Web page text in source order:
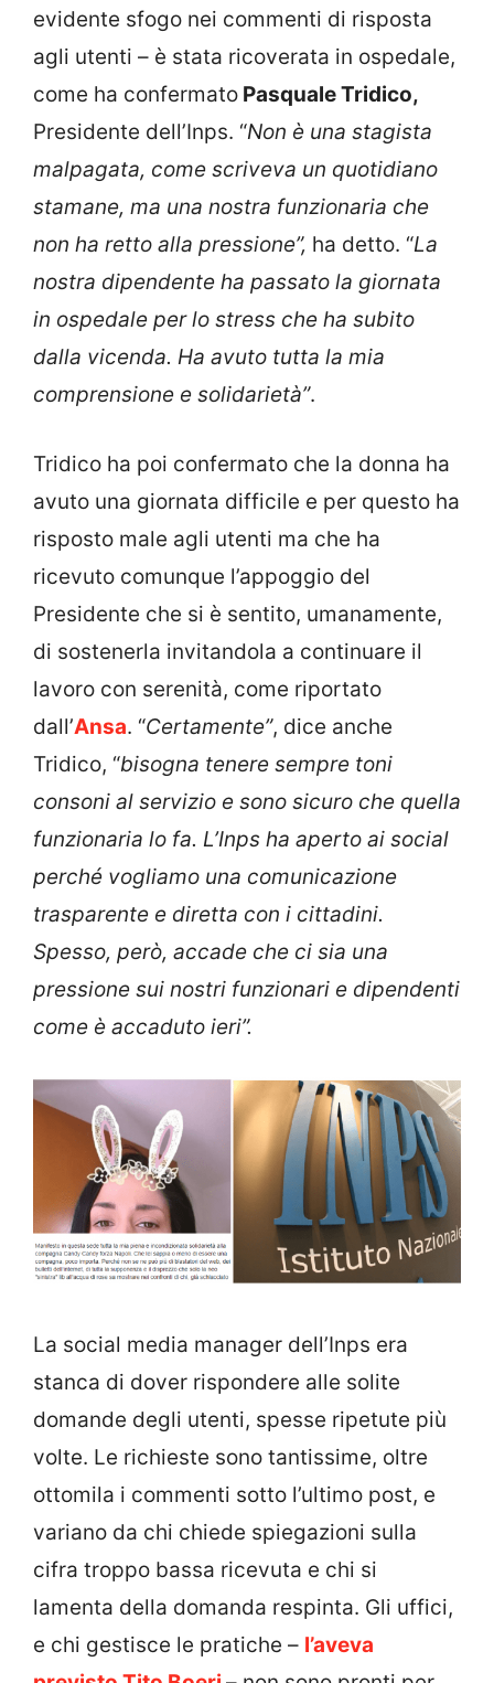
evidente sfogo nei commenti di risposta
agli utenti – è stata ricoverata in ospedale,
come ha confermato Pasquale Tridico,
Presidente dell’Inps. “Non è una stagista
malpagata, come scriveva un quotidiano
stamane, ma una nostra funzionaria che
non ha retto alla pressione”, ha detto. “La
nostra dipendente ha passato la giornata
in ospedale per lo stress che ha subito
dalla vicenda. Ha avuto tutta la mia
comprensione e solidarietà”.
Tridico ha poi confermato che la donna ha
avuto una giornata difficile e per questo ha
risposto male agli utenti ma che ha
ricevuto comunque l’appoggio del
Presidente che si è sentito, umanamente,
di sostenerla invitandola a continuare il
lavoro con serenità, come riportato
dall’Ansa. “Certamente”, dice anche
Tridico, “bisogna tenere sempre toni
consoni al servizio e sono sicuro che quella
funzionaria lo fa. L’Inps ha aperto ai social
perché vogliamo una comunicazione
trasparente e diretta con i cittadini.
Spesso, però, accade che ci sia una
pressione sui nostri funzionari e dipendenti
come è accaduto ieri”.
La social media manager dell’Inps era
stanca di dover rispondere alle solite
domande degli utenti, spesse ripetute più
volte. Le richieste sono tantissime, oltre
ottomila i commenti sotto l’ultimo post, e
variano da chi chiede spiegazioni sulla
cifra troppo bassa ricevuta e chi si
lamenta della domanda respinta. Gli uffici,
e chi gestisce le pratiche – l’aveva